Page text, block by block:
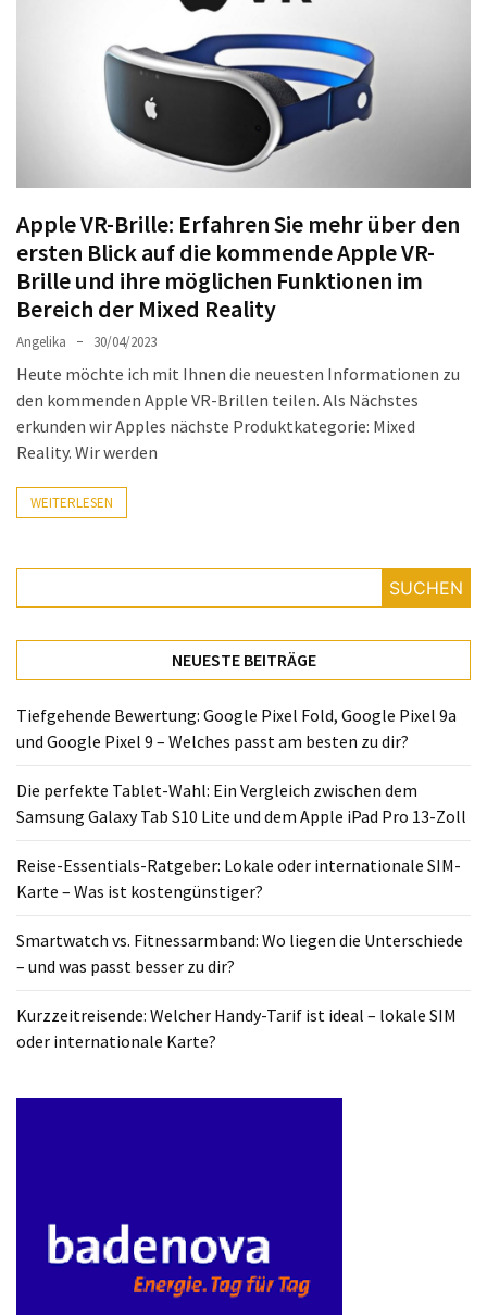
Apple VR-Brille: Erfahren Sie mehr über den
ersten Blick auf die kommende Apple VR-
Brille und ihre möglichen Funktionen im
Bereich der Mixed Reality
Angelika 30/04/2023
Heute möchte ich mit Ihnen die neuesten Informationen zu
den kommenden Apple VR-Brillen teilen. Als Nächstes
erkunden wir Apples nächste Produktkategorie: Mixed
Reality. Wir werden
WEITERLESEN
SUCHEN
NEUESTE BEITRÄGE
Tiefgehende Bewertung: Google Pixel Fold, Google Pixel 9a
und Google Pixel 9 – Welches passt am besten zu dir?
Die perfekte Tablet-Wahl: Ein Vergleich zwischen dem
Samsung Galaxy Tab S10 Lite und dem Apple iPad Pro 13-Zoll
Reise-Essentials-Ratgeber: Lokale oder internationale SIM-
Karte – Was ist kostengünstiger?
Smartwatch vs. Fitnessarmband: Wo liegen die Unterschiede
– und was passt besser zu dir?
Kurzzeitreisende: Welcher Handy-Tarif ist ideal – lokale SIM
oder internationale Karte?